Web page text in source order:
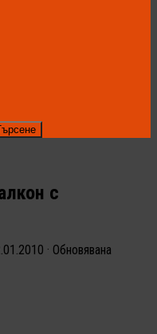
с
· Обновявана